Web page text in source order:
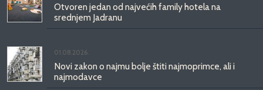
Otvoren jedan od najvećih family hotela na
srednjem Jadranu
01.08.2026.
Novi zakon o najmu bolje štiti najmoprimce, ali i
najmodavce